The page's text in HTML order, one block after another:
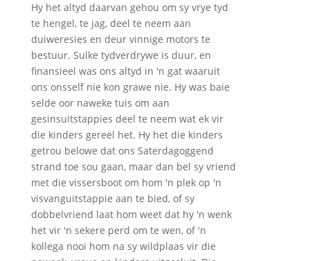
Hy het altyd daarvan gehou om sy vrye tyd
te hengel, te jag, deel te neem aan
duiweresies en deur vinnige motors te
bestuur. Sulke tydverdrywe is duur, en
finansieel was ons altyd in 'n gat waaruit
ons onsself nie kon grawe nie. Hy was baie
selde oor naweke tuis om aan
gesinsuitstappies deel te neem wat ek vir
die kinders gereël het. Hy het die kinders
getrou belowe dat ons Saterdagoggend
strand toe sou gaan, maar dan bel sy vriend
met die vissersboot om hom 'n plek op 'n
visvanguitstappie aan te bied, of sy
dobbelvriend laat hom weet dat hy 'n wenk
het vir 'n sekere perd om te wen, of 'n
kollega nooi hom na sy wildplaas vir die